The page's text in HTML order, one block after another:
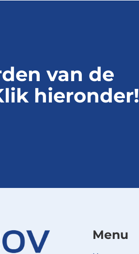
van de
hieronder!
Menu